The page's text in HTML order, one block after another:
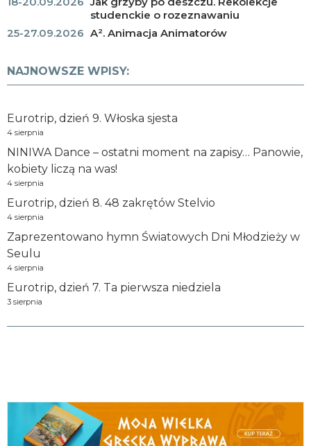
studenckie o rozeznawaniu
25-27.09.2026 A². Animacja Animatorów
NAJNOWSZE WPISY:
Eurotrip, dzień 9. Włoska sjesta
4 sierpnia
NINIWA Dance – ostatni moment na zapisy… Panowie,
kobiety liczą na was!
4 sierpnia
Eurotrip, dzień 8. 48 zakrętów Stelvio
4 sierpnia
Zaprezentowano hymn Światowych Dni Młodzieży w
Seulu
4 sierpnia
Eurotrip, dzień 7. Ta pierwsza niedziela
3 sierpnia